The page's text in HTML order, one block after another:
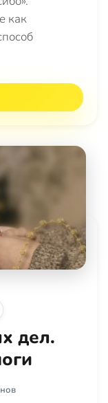
как
дел.